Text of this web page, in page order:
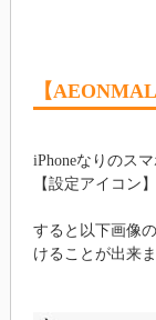
【
iPhoneなりのス
【設定アイコン
すると以下画像
けることが出来ま